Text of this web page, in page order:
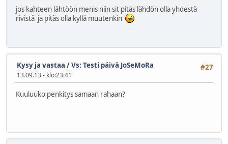
jos kahteen lähtöön menis niin sit pitäs lähdön olla yhdestä
rivistä ja pitäs olla kyllä muutenkin
#27
Kysy ja vastaa /Vs: Testi päivä JoSeMoRa
13.09.13 - klo:23:41
Kuuluuko penkitys samaan rahaan?